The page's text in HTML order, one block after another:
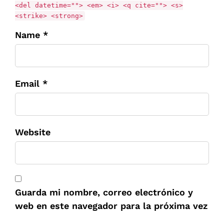
<del datetime=""> <em> <i> <q cite=""> <s>
<strike> <strong>
Name *
Email *
Website
Guarda mi nombre, correo electrónico y
web en este navegador para la próxima vez